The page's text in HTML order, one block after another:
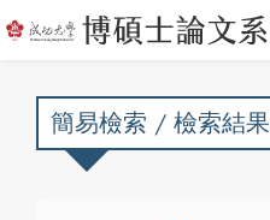
簡易檢索 / 檢索結果